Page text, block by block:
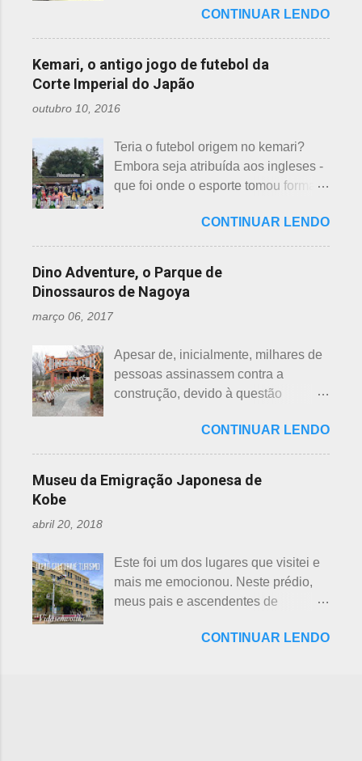
redes sociais. Algumas instituições
repassar aos necessitados. A pref...
números com significados ruins. Nos
tempos antigos, outras idades eram
incluídas como desfavoráveis. Yaku,
se traduz como infortúnio ou má sorte
ano. Se procurarmos pela tradução
da palavra Yakudoshi no Google,
aparece a palavra climatério. Embora
não haja muita informação, encontrei
este significado para o climatério
números 4 (pronunciado " shi ") e 9
(pronunciado " ku ") são
considerados de azar, por causa da
pronúncia. "Shi" significa, também,
morte e "ku" , agonia ou tortura. 7 é
um número auspicioso em quase
sendo exceção no Japão. Este
número é incluído em vários termos,
por exemplo: 7 maravilhas do mundo,
mares, 7 dias da semana, 7 cores, 7
anões, etc... Budistas acreditam em 7
reencarnações. Japoneses
comemoram o sétimo dia após o
semana após a morte e, novamente,
depois de 7 semanas. Não descobri
a razão, mas não é de estranhar
porque há 7 deuses da sorte.
Shichifukujin (七 福神) significa "Sete
xintoísmo. Shichi ...
CONTINUAR LENDO
Kemari, o antigo jogo de futebol da
Corte Imperial do Japão
outubro 10, 2016
Teria o futebol origem no kemari?
Embora seja atribuída aos ingleses -
que foi onde o esporte tomou forma -
origem do futebol. Muitos povos dos
antigos Egito, Grécia e Roma já
tiveram jogos semelhantes há
milhares de anos, além dos sempre
citados chineses e japoneses. Longe
atualmente, o futebol caiu no gosto
deles e é o primeiro no ranking. O
beisebol caiu para o segundo lugar. A
japoneses foi crescendo
gradativamente. Algumas pesquisas
de poucos anos atrás, mostravam o
pelo futebol ultrapassou o beisebol.
Existem campos de futebol
espalhados por todo o arquipélago.
Nos trens, encontramos muitos
garotos japoneses praticantes do
CONTINUAR LENDO
Dino Adventure, o Parque de
Dinossauros de Nagoya
março 06, 2017
Apesar de, inicialmente, milhares de
pessoas assinassem contra a
construção, devido à questão
dinossauros, Dino Adventure
Nagoya, foi inaugurado em julho do
ano passado (2016), junto ao Odaka
Ryokuchi, localizado em Sakyoyama,
danos ou prejuízo. Dino Adventure é
um parque temático que contém 18
réplicas de dinossauros, com sons e
a curiosidade. O som é obtido a partir
CONTINUAR LENDO
Museu da Emigração Japonesa de
Kobe
abril 20, 2018
Este foi um dos lugares que visitei e
mais me emocionou. Neste prédio,
meus pais e ascendentes de
estiveram pela última vez no Japão,
CONTINUAR LENDO